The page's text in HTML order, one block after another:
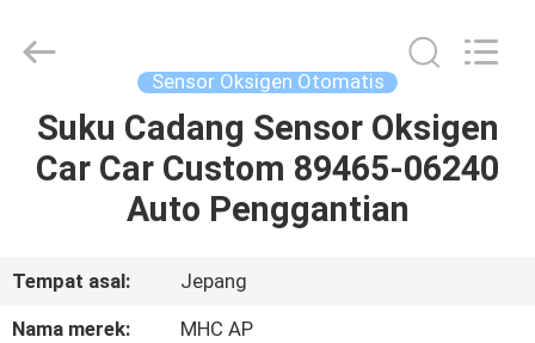
RUMAH
PRODUK
TENTANG
KAMI
Parts
Limited.
Reserved.
Sensor Oksigen Otomatis
Suku Cadang Sensor Oksigen
Car Car Custom 89465-06240
Auto Penggantian
Tempat asal:
Jepang
Nama merek:
MHC AP